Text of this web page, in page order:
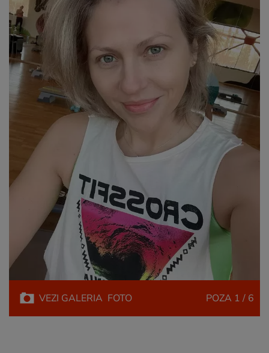
VEZI GALERIA FOTO POZA 1 / 6